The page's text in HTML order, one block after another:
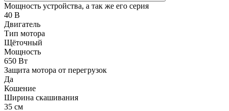
Мощность устройства, а так же его серия
40 В
Двигатель
Тип мотора
Щёточный
Мощность
650 Вт
Защита мотора от перегрузок
Да
Кошение
Ширина скашивания
35 см